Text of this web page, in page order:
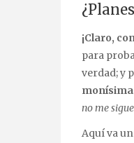
¡Claro,
para
verdad; y
no me
Aquí va